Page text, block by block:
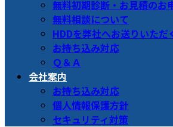
無料初期診断・お見積のお
無料相談について
HDDを弊社へお送りいただ
お持ち込み対応
Ｑ＆Ａ
会社案内
お持ち込み対応
個人情報保護方針
セキュリティ対策